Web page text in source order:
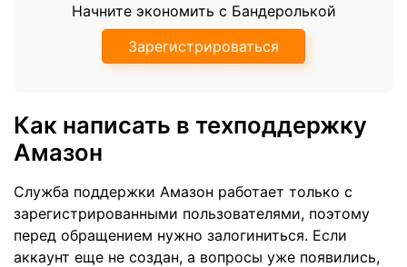
Начните экономить с Бандеролькой
Зарегистрироваться
Как написать в техподдержку
Амазон
Служба поддержки Амазон работает только с
зарегистрированными пользователями, поэтому
перед обращением нужно залогиниться. Если
аккаунт еще не создан, а вопросы уже появились,